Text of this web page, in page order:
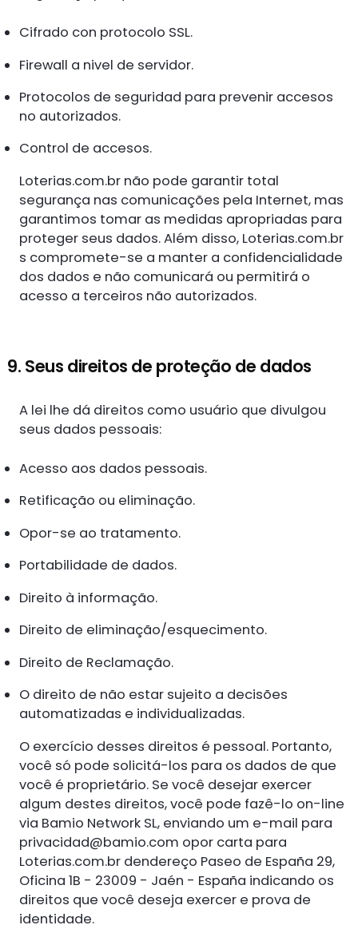
Cifrado con protocolo SSL.
Firewall a nivel de servidor.
Protocolos de seguridad para prevenir accesos
no autorizados.
Control de accesos.
Loterias.com.br não pode garantir total
segurança nas comunicações pela Internet, mas
garantimos tomar as medidas apropriadas para
proteger seus dados. Além disso, Loterias.com.br
s compromete-se a manter a confidencialidade
dos dados e não comunicará ou permitirá o
acesso a terceiros não autorizados.
9. Seus direitos de proteção de dados
A lei lhe dá direitos como usuário que divulgou
seus dados pessoais:
Acesso aos dados pessoais.
Retificação ou eliminação.
Opor-se ao tratamento.
Portabilidade de dados.
Direito à informação.
Direito de eliminação/esquecimento.
Direito de Reclamação.
O direito de não estar sujeito a decisões
automatizadas e individualizadas.
O exercício desses direitos é pessoal. Portanto,
você só pode solicitá-los para os dados de que
você é proprietário. Se você desejar exercer
algum destes direitos, você pode fazê-lo on-line
via Bamio Network SL, enviando um e-mail para
privacidad@bamio.com opor carta para
Loterias.com.br dendereço Paseo de España 29,
Oficina 1B - 23009 - Jaén - España indicando os
direitos que você deseja exercer e prova de
identidade.